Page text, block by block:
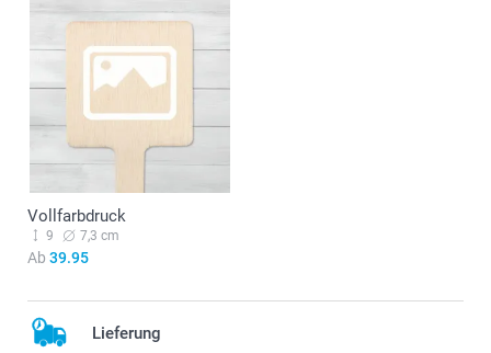
Vollfarbdruck
9 7,3 cm
Ab 39.95
Lieferung